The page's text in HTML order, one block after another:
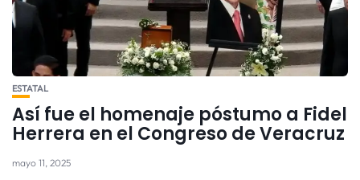
ESTATAL
Así fue el homenaje póstumo a Fidel
Herrera en el Congreso de Veracruz
mayo 11, 2025